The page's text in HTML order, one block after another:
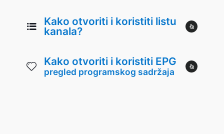
Kako otvoriti i koristiti listu
kanala?
Kako otvoriti i koristiti EPG
pregled programskog sadržaja